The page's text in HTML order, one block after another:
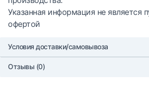
Указанная информация не является
офертой
Условия доставки/самовывоза
Отзывы (0)